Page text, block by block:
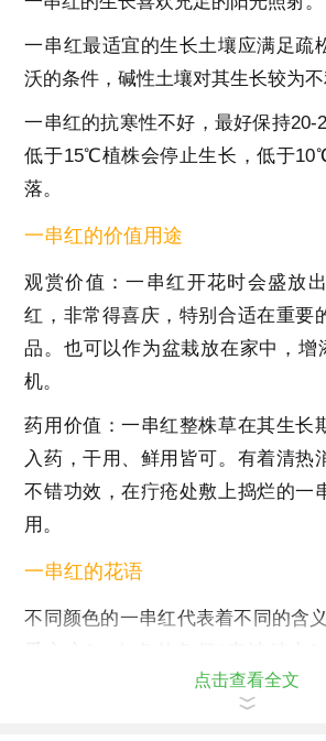
一串红最适宜的生长土壤应满足疏
沃的条件，碱性土壤对其生长较为不
一串红的抗寒性不好，最好保持20-
低于15℃植株会停止生长，低于
落。
一串红的价值用途
观赏价值：一串红开花时会盛放
红，非常得喜庆，特别合适在重要
品。也可以作为盆栽放在家中，增
机。
药用价值：一串红整株草在其生长
入药，干用、鲜用皆可。有着清热
不错功效，在疔疮处敷上捣烂的一
用。
一串红的花语
不同颜色的一串红代表着不同的含
点击查看全文